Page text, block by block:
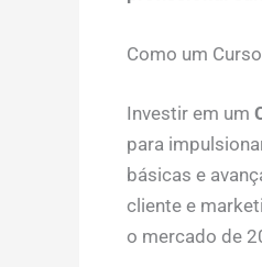
Como um
Investir em um
para
básicas e
cliente e
o mercado de